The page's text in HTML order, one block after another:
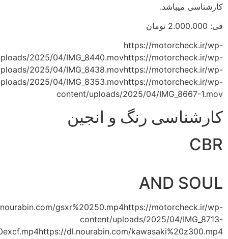
کارشناسی میباشد.
فی: 2.000.000 تومان
https://motorcheck.ir/wp-
2025/04/IMG_8440.movhttps://motorcheck.ir/wp-
2025/04/IMG_8438.movhttps://motorcheck.ir/wp-
2025/04/IMG_8353.movhttps://motorcheck.ir/wp-
content/uploads/2025/04/IMG_8667-1.mov
کارشناسی رنگ و انجین
CBR
AND SOUL
gsxr%20250.mp4https://motorcheck.ir/wp-
content/uploads/2025/04/IMG_8713-
dl.nourabin.com/kawasaki%20z300.mp4